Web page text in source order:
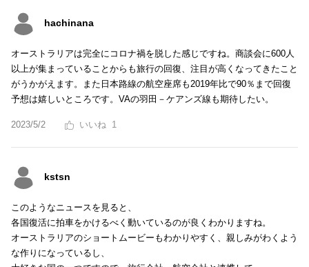
hachinana
オーストラリアは完全にコロナ禍を脱した感じですね。商談会に600人
以上が集まっていることからも旅行の回復、注目が高くなってきたこと
がうかがえます。また日本路線の航空座席も2019年比で90％まで回復
予想は嬉しいところです。VAの羽田－ケアンズ線も期待したい。
2023/5/2 1
kstsn
このようなニュースを見ると、
各国復活に拍車をかけるべく動いているのが良くわかりますね。
オーストラリアのショートムービーもわかりやすく、親しみがわくよう
な作りになっているし、